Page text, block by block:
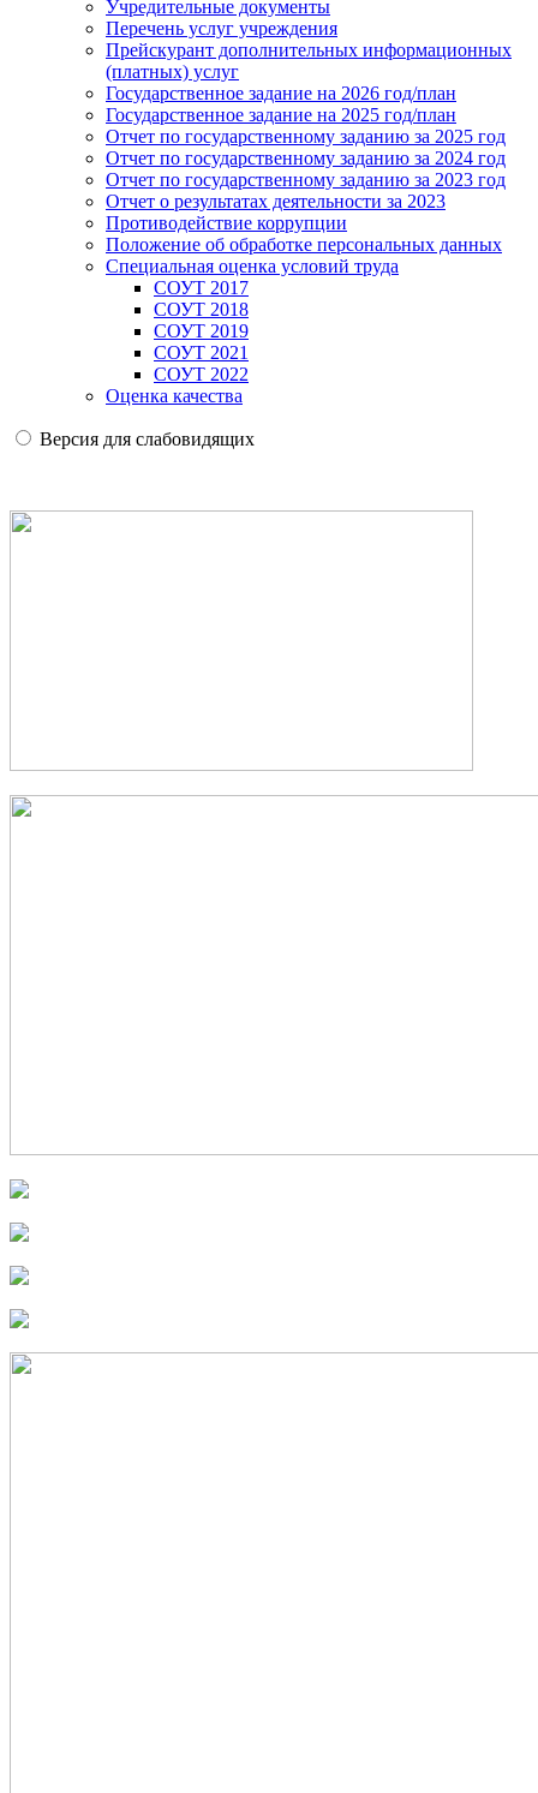
Учредительные документы
Перечень услуг учреждения
Прейскурант дополнительных информационных
(платных) услуг
Государственное задание на 2026 год/план
Государственное задание на 2025 год/план
Отчет по государственному заданию за 2025 год
Отчет по государственному заданию за 2024 год
Отчет по государственному заданию за 2023 год
Отчет о результатах деятельности за 2023
Противодействие коррупции
Положение об обработке персональных данных
Специальная оценка условий труда
СОУТ 2017
СОУТ 2018
СОУТ 2019
СОУТ 2021
СОУТ 2022
Оценка качества
Версия для слабовидящих